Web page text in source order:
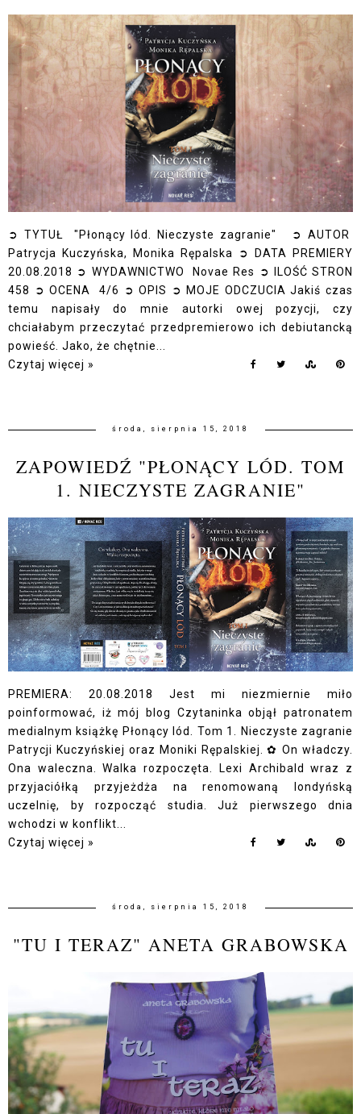
➲ TYTUŁ "Płonący lód. Nieczyste zagranie" ➲ AUTOR
Patrycja Kuczyńska, Monika Rępalska ➲ DATA PREMIERY
20.08.2018 ➲ WYDAWNICTWO Novae Res ➲ ILOŚĆ STRON
458 ➲ OCENA 4/6 ➲ OPIS ➲ MOJE ODCZUCIA Jakiś czas
temu napisały do mnie autorki owej pozycji, czy
chciałabym przeczytać przedpremierowo ich debiutancką
powieść. Jako, że chętnie...
Czytaj więcej »
środa, sierpnia 15, 2018
ZAPOWIEDŹ "PŁONĄCY LÓD. TOM
1. NIECZYSTE ZAGRANIE"
PREMIERA: 20.08.2018 Jest mi niezmiernie miło
poinformować, iż mój blog Czytaninka objął patronatem
medialnym książkę Płonący lód. Tom 1. Nieczyste zagranie
Patrycji Kuczyńskiej oraz Moniki Rępalskiej. ✿ On władczy.
Ona waleczna. Walka rozpoczęta. Lexi Archibald wraz z
przyjaciółką przyjeżdża na renomowaną londyńską
uczelnię, by rozpocząć studia. Już pierwszego dnia
wchodzi w konflikt...
Czytaj więcej »
środa, sierpnia 15, 2018
"TU I TERAZ" ANETA GRABOWSKA